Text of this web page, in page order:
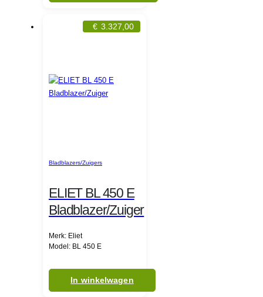
€ 3.327,00
Bladblazers/Zuigers
ELIET BL 450 E
Bladblazer/Zuiger
Merk: Eliet
Model: BL 450 E
In winkelwagen